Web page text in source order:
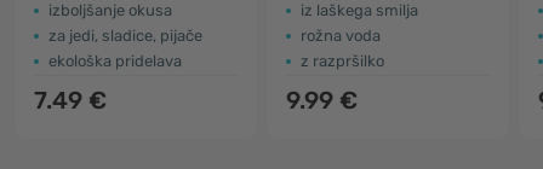
izboljšanje okusa
za jedi, sladice, pijače
ekološka pridelava
7.49 €
iz laškega smilja
rožna voda
z razpršilko
9.99 €